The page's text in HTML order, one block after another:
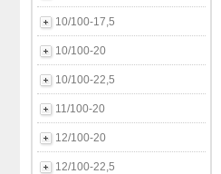
10/100-17,5
10/100-20
10/100-22,5
11/100-20
12/100-20
12/100-22,5